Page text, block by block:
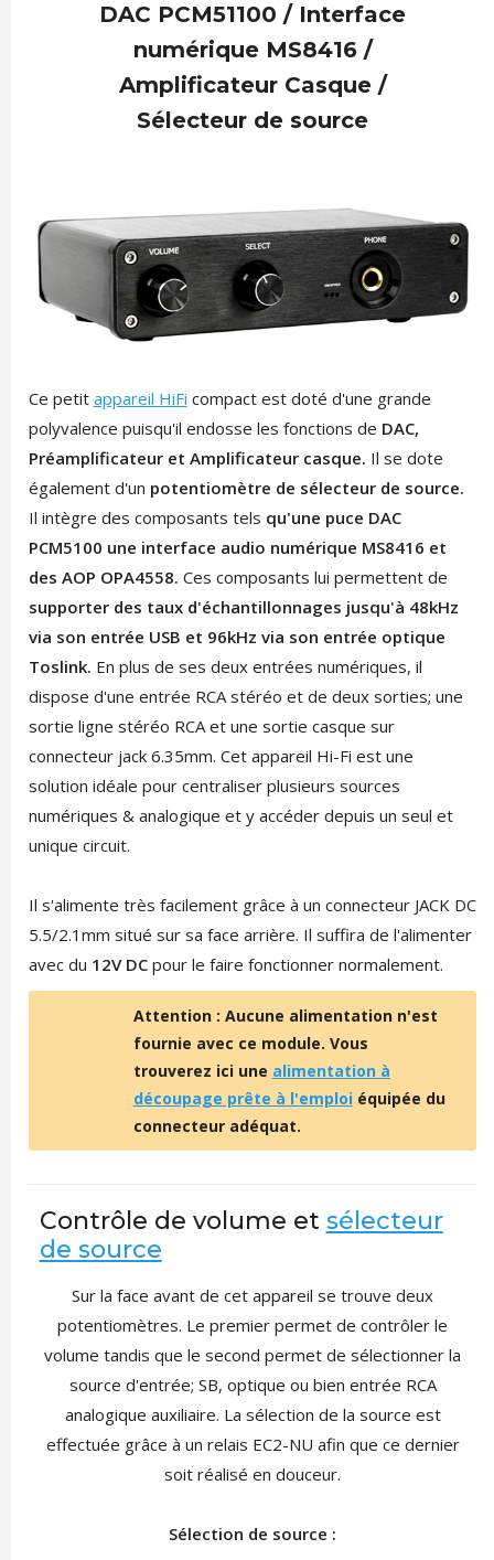
DAC PCM51100 / Interface
numérique MS8416 /
Amplificateur Casque /
Sélecteur de source
Ce petit appareil HiFi compact est doté d'une grande
polyvalence puisqu'il endosse les fonctions de DAC,
Préamplificateur et Amplificateur casque. Il se dote
également d'un potentiomètre de sélecteur de source.
Il intègre des composants tels qu'une puce DAC
PCM5100 une interface audio numérique MS8416 et
des AOP OPA4558. Ces composants lui permettent de
supporter des taux d'échantillonnages jusqu'à 48kHz
via son entrée USB et 96kHz via son entrée optique
Toslink. En plus de ses deux entrées numériques, il
dispose d'une entrée RCA stéréo et de deux sorties; une
sortie ligne stéréo RCA et une sortie casque sur
connecteur jack 6.35mm. Cet appareil Hi-Fi est une
solution idéale pour centraliser plusieurs sources
numériques & analogique et y accéder depuis un seul et
unique circuit.
Il s'alimente très facilement grâce à un connecteur JACK DC
5.5/2.1mm situé sur sa face arrière. Il suffira de l'alimenter
avec du 12V DCpour le faire fonctionner normalement.
Attention : Aucune alimentation n'est
fournie avec ce module. Vous
trouverez ici une alimentation à
découpage prête à l'emploiéquipée du
connecteur adéquat.
Contrôle de volume et sélecteur
de source
Sur la face avant de cet appareil se trouve deux
potentiomètres. Le premier permet de contrôler le
volume tandis que le second permet de sélectionner la
source d'entrée; SB, optique ou bien entrée RCA
analogique auxiliaire. La sélection de la source est
effectuée grâce à un relais EC2-NU afin que ce dernier
soit réalisé en douceur.
Sélection de source :